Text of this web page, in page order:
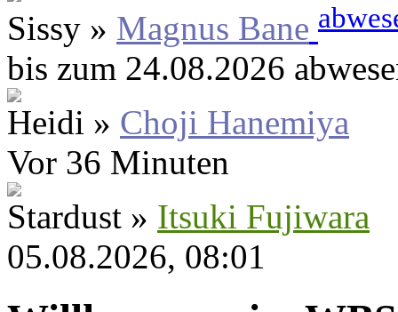
Sissy » Magnus Bane
bis zum 24.08.2026
Heidi » Choji Hanemiya
Vor 36 Minuten
Stardust » Itsuki Fujiwara
05.08.2026, 08:01